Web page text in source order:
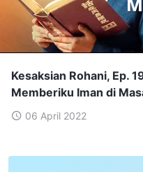
Kesaksian Rohani, Ep.
Memberiku Iman di
06 April 2022